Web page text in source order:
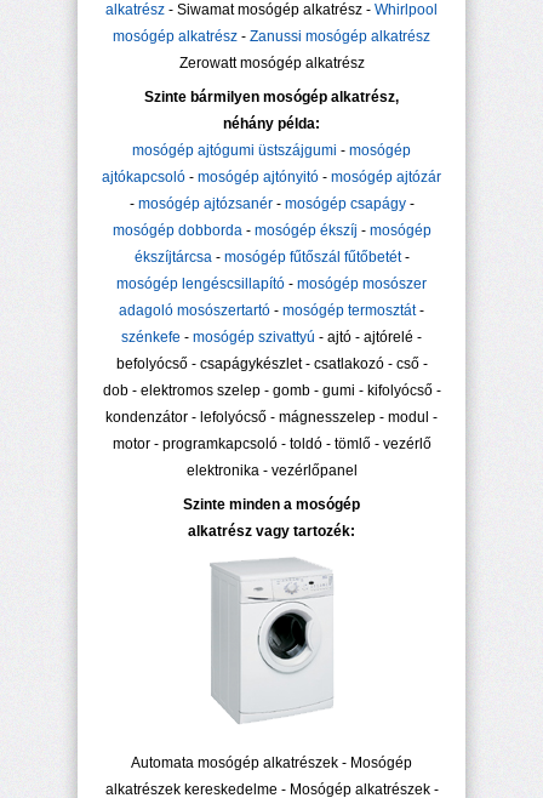
alkatrész - Siwamat mosógép alkatrész - Whirlpool
mosógép alkatrész - Zanussi mosógép alkatrész
Zerowatt mosógép alkatrész
Szinte bármilyen mosógép alkatrész,
néhány példa:
mosógép ajtógumi üstszájgumi - mosógép
ajtókapcsoló - mosógép ajtónyitó - mosógép ajtózár
- mosógép ajtózsanér- mosógép csapágy-
mosógép dobborda- mosógép ékszíj - mosógép
ékszíjtárcsa- mosógép fűtőszál fűtőbetét-
mosógép lengéscsillapító - mosógép mosószer
adagoló mosószertartó - mosógép termosztát-
szénkefe - mosógép szivattyú - ajtó - ajtórelé -
befolyócső - csapágykészlet - csatlakozó - cső -
dob - elektromos szelep - gomb - gumi - kifolyócső -
kondenzátor - lefolyócső - mágnesszelep - modul -
motor - programkapcsoló - toldó - tömlő - vezérlő
elektronika - vezérlőpanel
Szinte minden a mosógép
alkatrész vagy tartozék:
Automata mosógép alkatrészek - Mosógép
alkatrészek kereskedelme - Mosógép alkatrészek -